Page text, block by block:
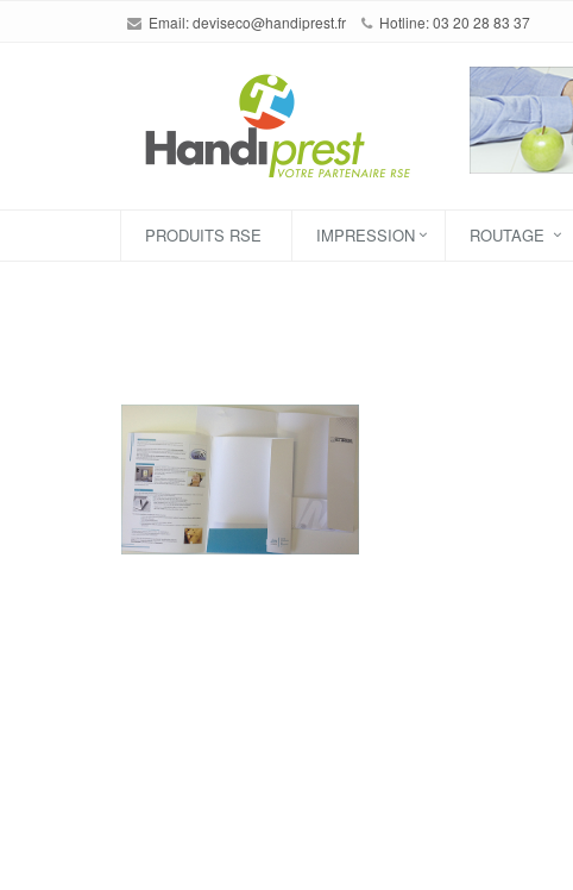
Email:deviseco@handiprest.fr Hotline: 03 20 28 83 37
PRODUITS RSE IMPRESSION ROUTAGE